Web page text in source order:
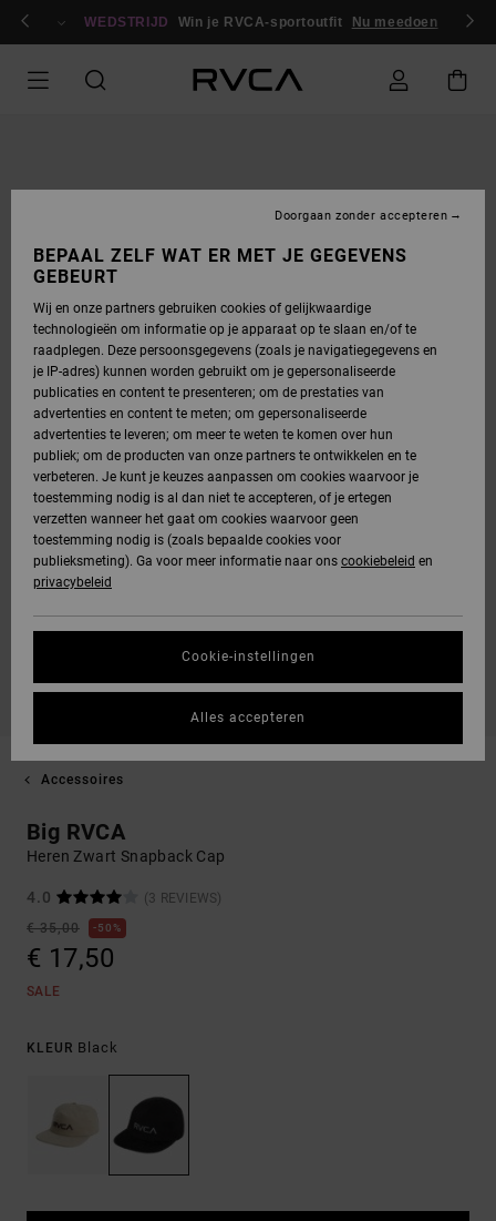
NAAR/ registrerenWEDSTRIJD Win je RVCA-sportoutfit Nu meedoen
Accessoires
Big RVCA
Heren Zwart Snapback Cap
4.0
(3 REVIEWS)
€ 35,00
50%
€ 17,50
SALE
KLEUR Black
BEPAAL ZELF WAT ER MET JE GEGEVENS
GEBEURT
Wij en onze partners gebruiken cookies of gelijkwaardige
technologieën om informatie op je apparaat op te slaan en/of te
raadplegen. Deze persoonsgegevens (zoals je navigatiegegevens en
je IP-adres) kunnen worden gebruikt om je gepersonaliseerde
publicaties en content te presenteren; om de prestaties van
advertenties en content te meten; om gepersonaliseerde
advertenties te leveren; om meer te weten te komen over hun
publiek; om de producten van onze partners te ontwikkelen en te
verbeteren. Je kunt je keuzes aanpassen om cookies waarvoor je
toestemming nodig is al dan niet te accepteren, of je ertegen
verzetten wanneer het gaat om cookies waarvoor geen
toestemming nodig is (zoals bepaalde cookies voor
publieksmeting). Ga voor meer informatie naar ons cookiebeleid en
privacybeleid
Cookie-instellingen
Doorgaan zonder accepteren
Alles accepteren